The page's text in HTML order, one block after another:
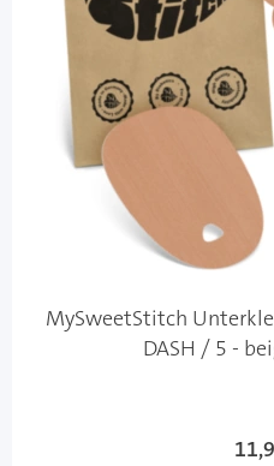
MySweetStitch
DASH / 5 -